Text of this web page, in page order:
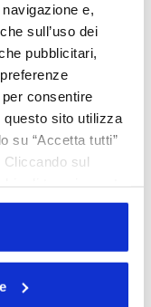
e,
sull’uso dei
pubblicitari,
consentire
questo sito utilizza
su “Accetta tutti”
Cliccando sul
su
la propria
di cookie del